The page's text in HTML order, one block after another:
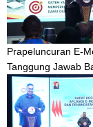
Prapeluncuran E-
Tanggung Jawab